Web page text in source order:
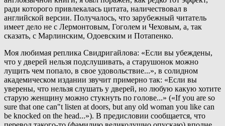
ради которого привлекалась цитата, наличествовал в
английской версии. Получалось, что зарубежный читатель
имеет дело не с Лермонтовым, Гоголем и Чеховым, а, так
сказать, с Марлинским, Одоевским и Потапенко.
Моя любимая реплика Свидригайлова: «Если вы убеждены,
что у дверей нельзя подслушивать, а старушонок можно
лущить чем попало, в свое удовольствие...», в солидном
академическом издании звучит примерно так: «Если вы
уверены, что нельзя слушать у дверей, но любую какую хотите
старую женщину можно стукнуть по голове...» («If you are so
sure that one can"t listen at doors, but any old woman you like can
be knocked on the head...»). В предисловии сообщается, что